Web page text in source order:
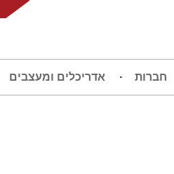
חברות אדריכלים ומעצבים